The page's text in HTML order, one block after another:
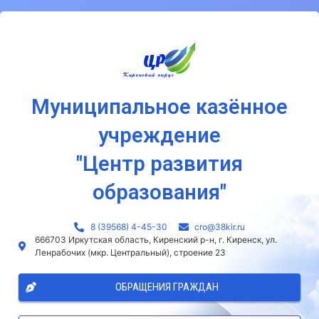
Муниципальное казённое
учреждение
"Центр развития
образования"
8 (39568) 4-45-30
сro@38kir.ru
666703 Иркутская область, Киренский р-н, г. Киренск, ул.
Ленрабочих (мкр. Центральный), строение 23
ОБРАЩЕНИЯ ГРАЖДАН